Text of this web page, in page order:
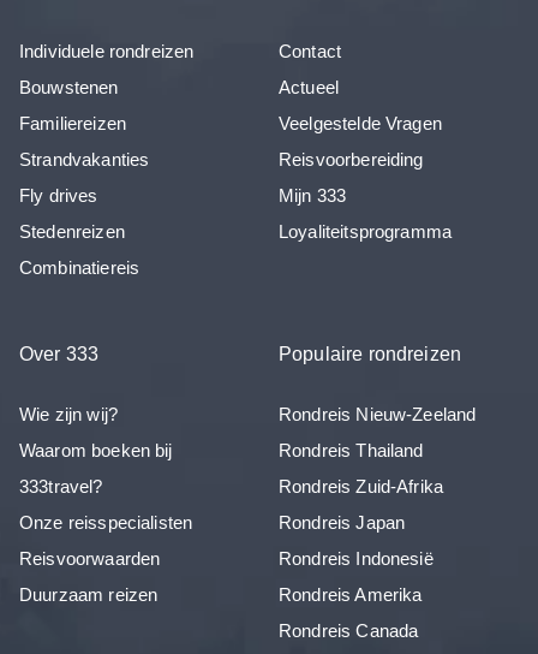
Individuele rondreizen
Bouwstenen
Familiereizen
Strandvakanties
Fly drives
Stedenreizen
Combinatiereis
Contact
Actueel
Veelgestelde Vragen
Reisvoorbereiding
Mijn 333
Loyaliteitsprogramma
Over 333
Wie zijn wij?
Waarom boeken bij
333travel?
Onze reisspecialisten
Reisvoorwaarden
Duurzaam reizen
Populaire rondreizen
Rondreis Nieuw-Zeeland
Rondreis Thailand
Rondreis Zuid-Afrika
Rondreis Japan
Rondreis Indonesië
Rondreis Amerika
Rondreis Canada